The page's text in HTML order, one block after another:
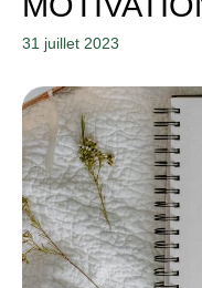
31 juillet 2023